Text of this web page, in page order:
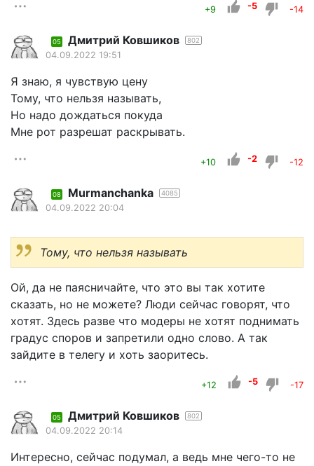
+9 -5 -14
05 Дмитрий Ковшиков 802
04.09.2022 19:51
Я знаю, я чувствую цену
Тому, что нельзя называть,
Но надо дождаться покуда
Мне рот разрешат раскрывать.
+10 -2 -12
08 Murmanchanka 4085
04.09.2022 20:04
Тому, что нельзя называть
Ой, да не паясничайте, что это вы так хотите
сказать, но не можете? Люди сейчас говорят, что
хотят. Здесь разве что модеры не хотят поднимать
градус споров и запретили одно слово. А так
зайдите в телегу и хоть заоритесь.
+12 -5 -17
05 Дмитрий Ковшиков 802
04.09.2022 20:14
Интересно, сейчас подумал, а ведь мне чего-то не